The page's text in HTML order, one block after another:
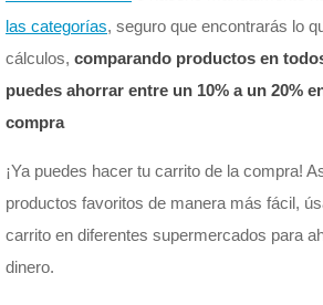
las categorías, seguro que encontrarás lo
cálculos, comparando productos en
puedes ahorrar entre un 10% a un 20%
compra
¡Ya puedes hacer tu carrito de la compra!
productos favoritos de manera más fácil,
carrito en diferentes supermercados para
dinero.